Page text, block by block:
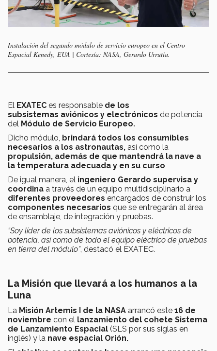
Instalación del segundo módulo de servicio europeo en el Centro
Espacial Kenedy, EUA | Cortesía: NASA, Gerardo Urrutia.
El EXATEC es responsable de los
subsistemas aviónicos y electrónicos de potencia
del Módulo de Servicio Europeo.
Dicho módulo, brindará todos los consumibles
necesarios a los astronautas, así como la
propulsión, además de que mantendrá la nave a
la temperatura adecuada y en su curso
De igual manera, el ingeniero Gerardo supervisa y
coordina a través de un equipo multidisciplinario a
diferentes proveedores encargados de construir los
componentes necesarios que se entregarán al área
de ensamblaje, de integración y pruebas.
“Soy líder de los subsistemas aviónicos y eléctricos de
potencia, así como de todo el equipo eléctrico de pruebas
en tierra del módulo”, destacó el EXATEC.
La Misión que llevará a los humanos a la
Luna
La Misión Artemis I de la NASA arrancó este 16 de
noviembre con el lanzamiento del cohete Sistema
de Lanzamiento Espacial (SLS por sus siglas en
inglés) y la nave espacial Orión.